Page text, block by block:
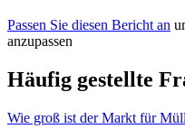
Passen Sie diesen Bericht an
anzupassen
Häufig gestellte
Wie groß ist der Markt für